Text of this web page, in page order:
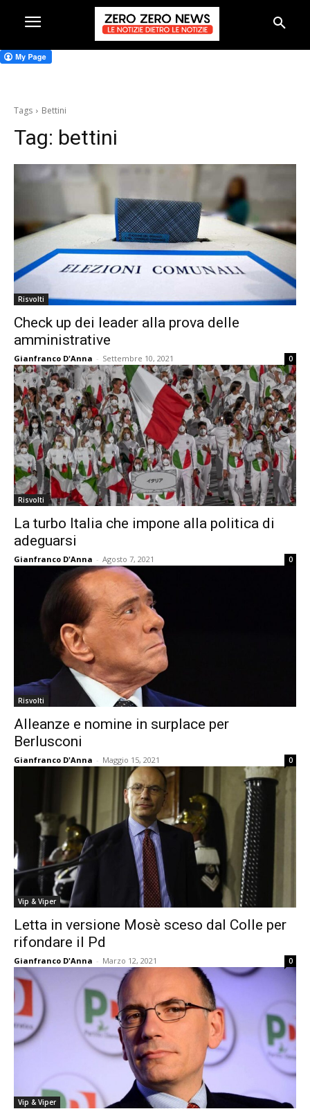
Tags Bettini
Tag: bettini
Risvolti
Check up dei leader alla prova delle
amministrative
Gianfranco D'Anna - Settembre 10, 2021 0
Risvolti
La turbo Italia che impone alla politica di
adeguarsi
Gianfranco D'Anna - Agosto 7, 2021 0
Risvolti
Alleanze e nomine in surplace per
Berlusconi
Gianfranco D'Anna - Maggio 15, 2021 0
Vip & Viper
Letta in versione Mosè sceso dal Colle per
rifondare il Pd
Gianfranco D'Anna - Marzo 12, 2021 0
Vip & Viper